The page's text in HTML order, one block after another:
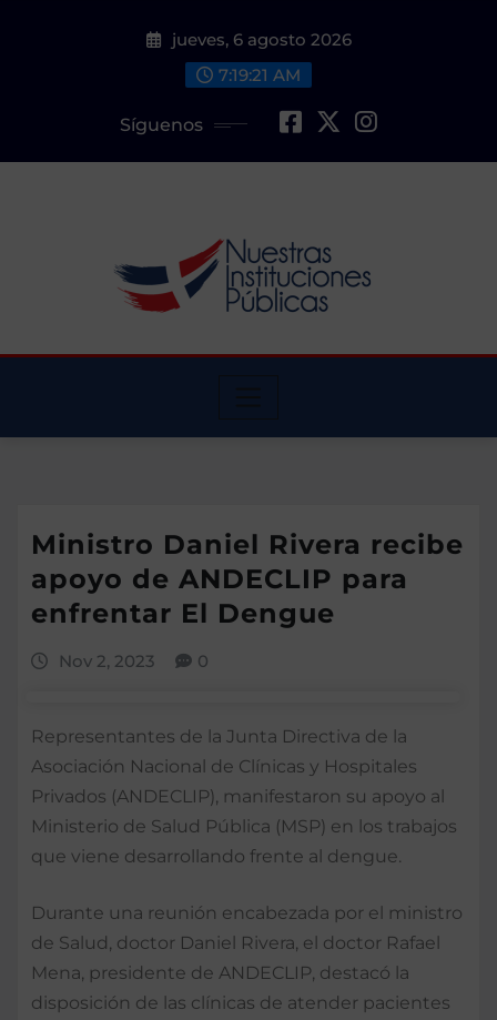
jueves, 6 agosto 2026
7:19:22 AM
Síguenos
Ministro Daniel Rivera recibe
apoyo de ANDECLIP para
enfrentar El Dengue
Nov 2, 2023 0
Representantes de la Junta Directiva de la
Asociación Nacional de Clínicas y Hospitales
Privados (ANDECLIP), manifestaron su apoyo al
Ministerio de Salud Pública (MSP) en los trabajos
que viene desarrollando frente al dengue.
Durante una reunión encabezada por el ministro
de Salud, doctor Daniel Rivera, el doctor Rafael
Mena, presidente de ANDECLIP, destacó la
disposición de las clínicas de atender pacientes